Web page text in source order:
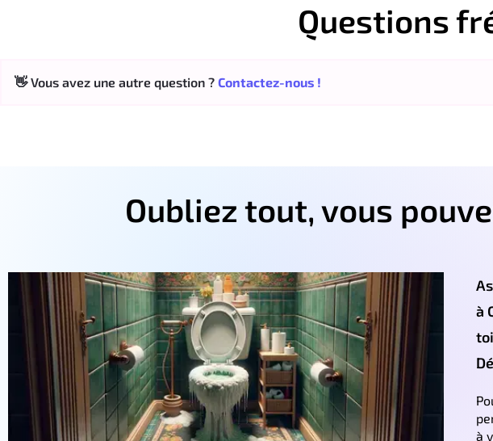
Questions
👋 Vous avez une autre question ? Contactez-nous !
Oubliez tout, vous
à
à